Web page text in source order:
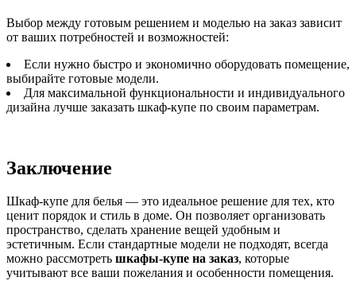
Выбор между готовым решением и моделью на заказ зависит
от ваших потребностей и возможностей:
Если нужно быстро и экономично оборудовать помещение,
выбирайте готовые модели.
Для максимальной функциональности и индивидуального
дизайна лучше заказать шкаф-купе по своим параметрам.
Заключение
Шкаф-купе для белья — это идеальное решение для тех, кто
ценит порядок и стиль в доме. Он позволяет организовать
пространство, сделать хранение вещей удобным и
эстетичным. Если стандартные модели не подходят, всегда
можно рассмотреть шкафы-купе на заказ, которые
учитывают все ваши пожелания и особенности помещения.